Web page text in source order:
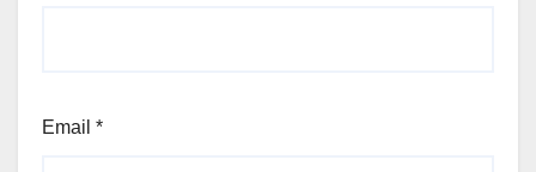
Email *